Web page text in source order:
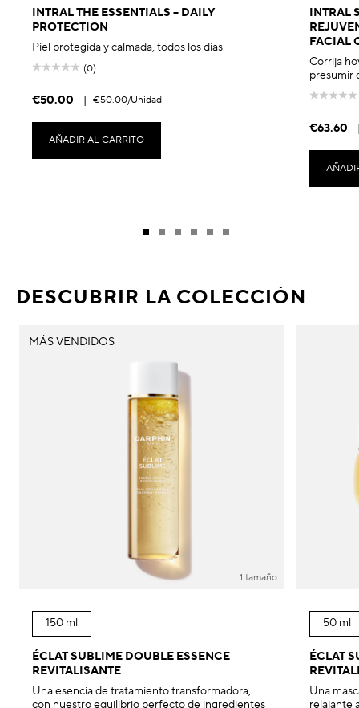
INTRAL THE ESSENTIALS – DAILY
PROTECTION
Piel protegida y calmada, todos los días.
(0)
€50.00 | €50.00/Unidad
AÑADIR AL CARRITO
INTRAL
FACIAL
Corrija
presumir
€63.60
DESCUBRIR LA COLECCIÓN
MÁS VENDIDOS
1 tamaño
150 ml
ÉCLAT SUBLIME DOUBLE ESSENCE
REVITALISANTE
Una esencia de tratamiento transformadora,
con nuestro equilibrio perfecto de ingredientes
50 ml
ÉCLAT
Una
relajante